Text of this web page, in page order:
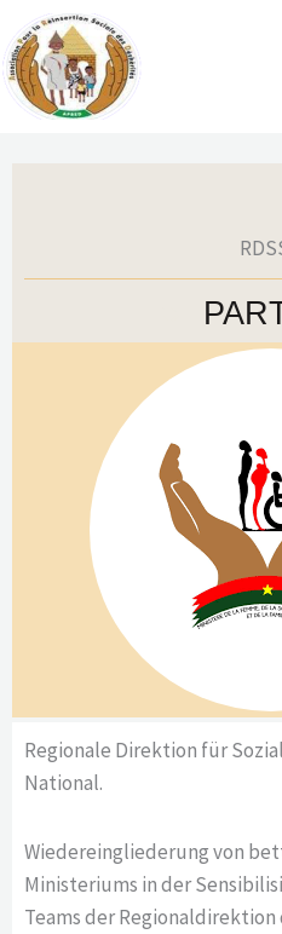
to
content
Regionale Direktion für
National.
Wiedereingliederung von
Ministeriums in der
Teams der